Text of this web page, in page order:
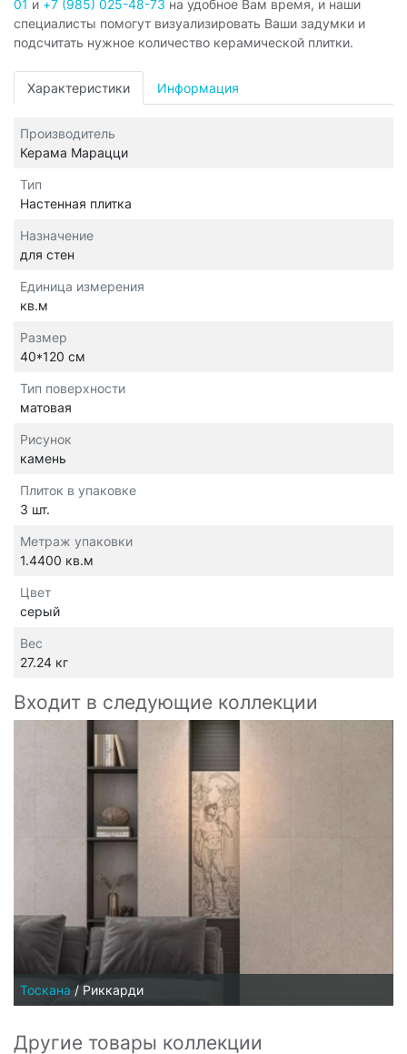
01 и +7 (985) 025-48-73 на удобное Вам время, и наши
специалисты помогут визуализировать Ваши задумки и
подсчитать нужное количество керамической плитки.
Характеристики Информация
Производитель
Керама Марацци
Тип
Настенная плитка
Назначение
для стен
Единица измерения
кв.м
Размер
40*120 см
Тип поверхности
матовая
Рисунок
камень
Плиток в упаковке
3 шт.
Метраж упаковки
1.4400 кв.м
Цвет
серый
Вес
27.24 кг
Входит в следующие коллекции
Тоскана / Риккарди
Другие товары коллекции